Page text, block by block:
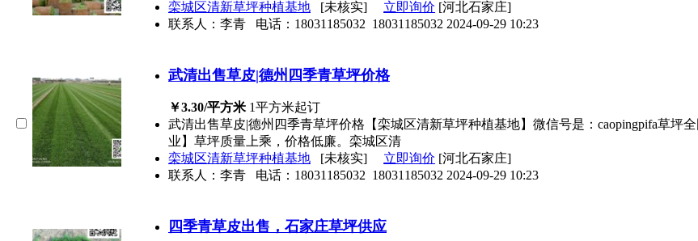
栾城区清新草坪种植基地
[未核实] 立即询价 [河北石家庄]
联系人：李青
电话： 18031185032 18031185032 2024-09-29 10:23
武清出售草皮|德州四季青草坪价格
￥3.30/平方米 1平方米起订
武清出售草皮|德州四季青草坪价格【栾城区清新草坪种植基地】微信号是：caopingpifa草
业】草坪质量上乘，价格低廉。栾城区清
栾城区清新草坪种植基地
[未核实] 立即询价 [河北石家庄]
联系人：李青
电话： 18031185032 18031185032 2024-09-29 10:23
四季青草皮出售，石家庄草坪供应